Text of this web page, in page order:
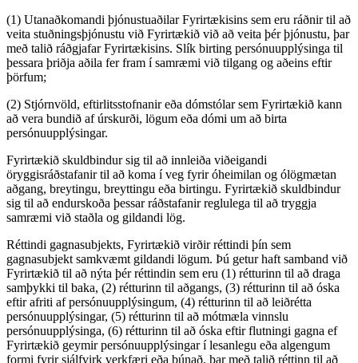
(1) Utanaðkomandi þjónustuaðilar Fyrirtækisins sem eru ráðnir til að
veita stuðningsþjónustu við Fyrirtækið við að veita þér þjónustu, þar
með talið ráðgjafar Fyrirtækisins. Slík birting persónuupplýsinga til
þessara þriðja aðila fer fram í samræmi við tilgang og aðeins eftir
þörfum;
(2) Stjórnvöld, eftirlitsstofnanir eða dómstólar sem Fyrirtækið kann
að vera bundið af úrskurði, lögum eða dómi um að birta
persónuupplýsingar.
Fyrirtækið skuldbindur sig til að innleiða viðeigandi
öryggisráðstafanir til að koma í veg fyrir óheimilan og ólögmætan
aðgang, breytingu, breyttingu eða birtingu. Fyrirtækið skuldbindur
sig til að endurskoða þessar ráðstafanir reglulega til að tryggja
samræmi við staðla og gildandi lög.
Réttindi gagnasubjekts, Fyrirtækið virðir réttindi þín sem
gagnasubjekt samkvæmt gildandi lögum. Þú getur haft samband við
Fyrirtækið til að nýta þér réttindin sem eru (1) rétturinn til að draga
samþykki til baka, (2) rétturinn til aðgangs, (3) rétturinn til að óska
eftir afriti af persónuupplýsingum, (4) rétturinn til að leiðrétta
persónuupplýsingar, (5) rétturinn til að mótmæla vinnslu
persónuupplýsinga, (6) rétturinn til að óska eftir flutningi gagna ef
Fyrirtækið geymir persónuupplýsingar í lesanlegu eða algengum
formi fyrir sjálfvirk verkfæri eða búnað, þar með talið réttinn til að